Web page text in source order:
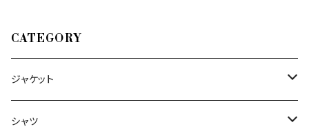
CATEGORY
ジャケット
～44/S
シャツ